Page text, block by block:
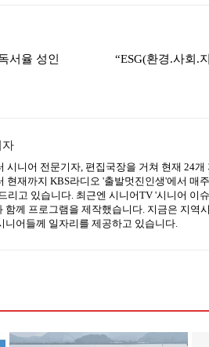
서율 성인
“ESG(환경.사회.
자
시니어 전문기자, 편집국장을 거쳐 현재 24
현재까지 KBS라디오 '출발멋진인생'에서 매
리고 있습니다. 최근엔 시니어TV '시니어 이
함께 프로그램을 제작했습니다. 지금은 지역
니어들께 일자리를 제공하고 있습니다.